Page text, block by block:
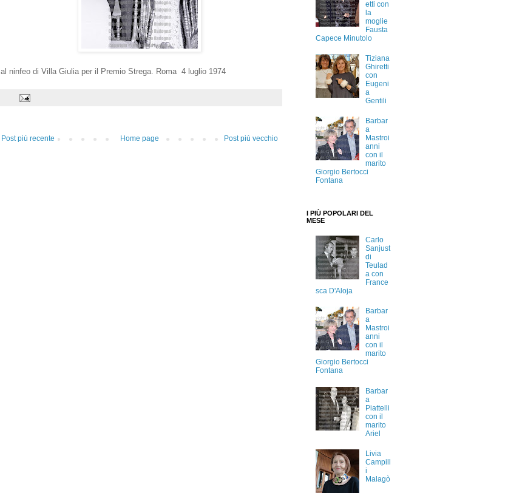
al ninfeo di Villa Giulia per il Premio Strega. Roma 4 luglio 1974
Post più recente Post più vecchio
Home page
etti con
la
moglie
Fausta
Capece Minutolo
Tiziana
Ghiretti
con
Eugeni
a
Gentili
Barbar
a
Mastroi
anni
con il
marito
Giorgio Bertocci
Fontana
I PIÙ POPOLARI DEL
MESE
Carlo
Sanjust
di
Teulad
a con
France
sca D'Aloja
Barbar
a
Mastroi
anni
con il
marito
Giorgio Bertocci
Fontana
Barbar
a
Piattelli
con il
marito
Ariel
Livia
Campill
i
Malagò